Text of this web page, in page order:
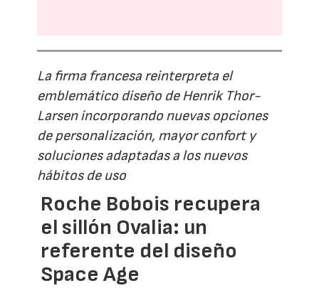
La firma francesa reinterpreta el
emblemático diseño de Henrik Thor-
Larsen incorporando nuevas opciones
de personalización, mayor confort y
soluciones adaptadas a los nuevos
hábitos de uso
Roche Bobois recupera
el sillón Ovalia: un
referente del diseño
Space Age